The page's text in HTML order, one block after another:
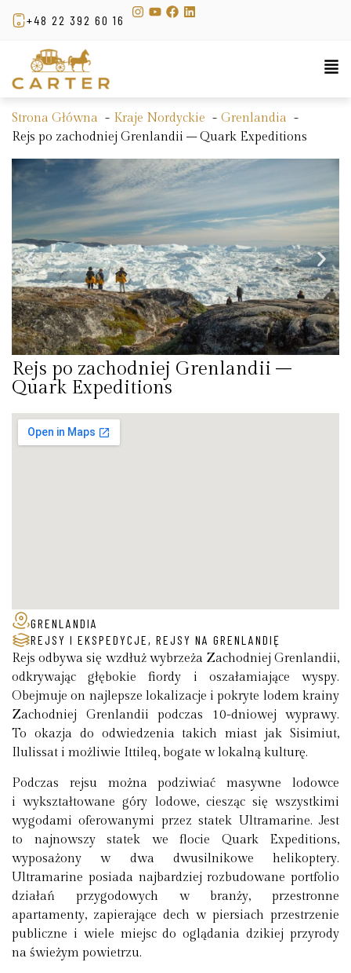
+48 22 392 60 16
Strona Główna Kraje Nordyckie
Grenlandia
Rejs po zachodniej Grenlandii – Quark Expeditions
Rejs po zachodniej Grenlandii –
Quark Expeditions
GRENLANDIA
REJSY I EKSPEDYCJE , REJSY NA GRENLANDIĘ
Rejs odbywa się wzdłuż wybrzeża Zachodniej Grenlandii,
odkrywając głębokie fiordy i oszałamiające wyspy.
Obejmuje on najlepsze lokalizacje i pokryte lodem krainy
Zachodniej Grenlandii podczas 10-dniowej wyprawy.
To okazja do odwiedzenia takich miast jak Sisimiut,
Ilulissat i możliwie Ittileq, bogate w lokalną kulturę.
Podczas rejsu można podziwiać masywne lodowce
i wykształtowane góry lodowe, ciesząc się wszystkimi
wygodami oferowanymi przez statek Ultramarine. Jest
to najnowszy statek we flocie Quark Expeditions,
wyposażony w dwa dwusilnikowe helikoptery.
Ultramarine posiada najbardziej rozbudowane portfolio
działań przygodowych w branży, przestronne
apartamenty, zapierające dech w piersiach przestrzenie
publiczne i wiele miejsc do oglądania dzikiej przyrody
na świeżym powietrzu.